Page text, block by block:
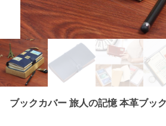
ブックカバー 旅人の記憶 本革ブッ